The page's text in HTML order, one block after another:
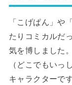
「こげぱん」や
たりコミカルだ
気を博しました
（どこでもいっ
キャラクターです